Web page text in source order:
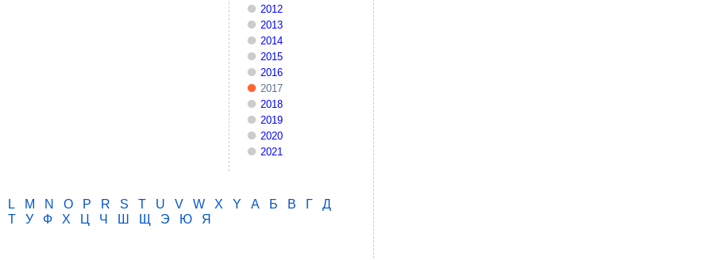
2012
2013
2014
2015
2016
2017
2018
2019
2020
2021
L M N O P R S T U V W X Y А Б В Г
Д
Т У Ф Х Ц Ч Ш Щ Э Ю Я